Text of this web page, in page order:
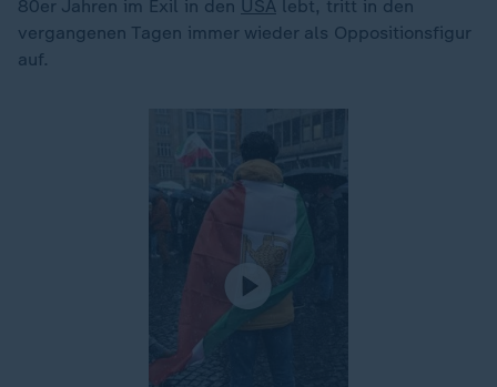
80er Jahren im Exil in den USA lebt, tritt in den
vergangenen Tagen immer wieder als Oppositionsfigur
auf.